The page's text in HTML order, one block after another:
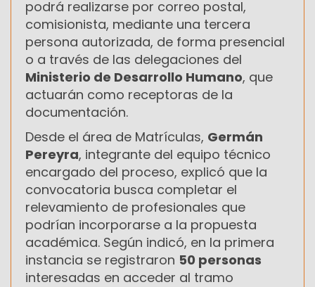
podrá realizarse por correo postal,
comisionista, mediante una tercera
persona autorizada, de forma presencial
o a través de las delegaciones del
Ministerio de Desarrollo Humano, que
actuarán como receptoras de la
documentación.
Desde el área de Matrículas, Germán
Pereyra, integrante del equipo técnico
encargado del proceso, explicó que la
convocatoria busca completar el
relevamiento de profesionales que
podrían incorporarse a la propuesta
académica. Según indicó, en la primera
instancia se registraron 50 personas
interesadas en acceder al tramo